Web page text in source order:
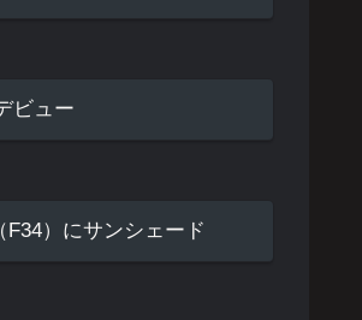
ビュー
F34）にサンシェード